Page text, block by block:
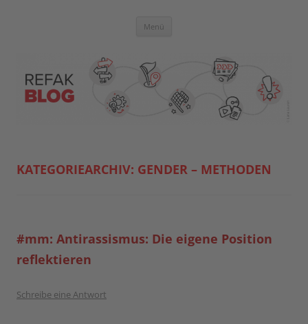
Blog der Referent:innen Akademie
Menü
KATEGORIEARCHIV: GENDER – METHODEN
#mm: Antirassismus: Die eigene Position
reflektieren
Schreibe eine Antwort